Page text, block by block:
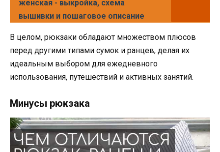
женская - выкройка, схема
вышивки и пошаговое описание
В целом, рюкзаки обладают множеством плюсов
перед другими типами сумок и ранцев, делая их
идеальным выбором для ежедневного
использования, путешествий и активных занятий.
Минусы рюкзака